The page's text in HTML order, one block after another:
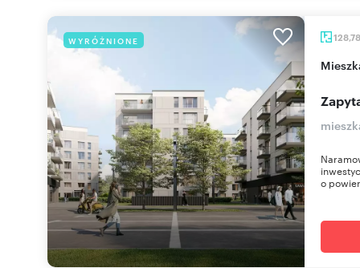
WYRÓŻNIONE
o